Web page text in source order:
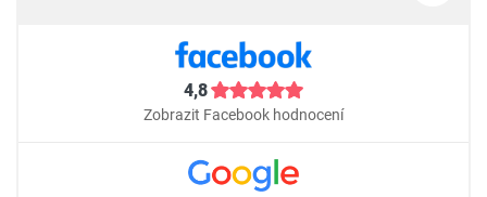
4,8
Zobrazit Facebook hodnocení